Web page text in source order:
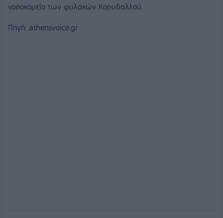
νοσοκομείο των φυλακών Κορυδαλλού.
Πηγή: athensvoice.gr